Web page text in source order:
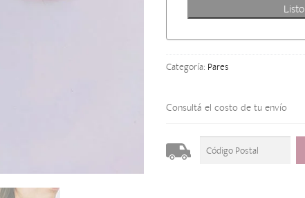
Listo
Categoría: Pares
Consultá el costo de tu envío